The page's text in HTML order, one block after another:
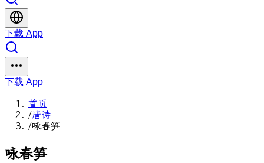
下载 App
下载 App
首页
/唐诗
/咏春笋
咏春笋